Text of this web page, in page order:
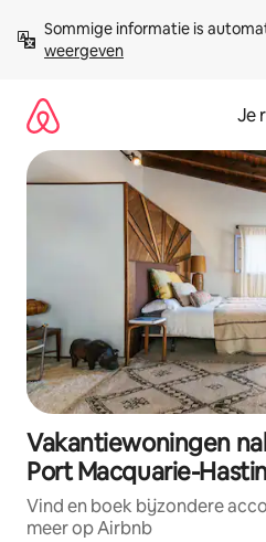
direct
naar
Sommige informatie is
weergeven
Je
Vakantiewoningen
Port Macquarie-
Vind en boek bijzondere
meer op Airbnb